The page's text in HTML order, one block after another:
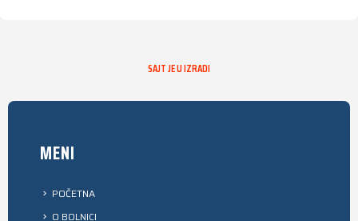
SAJT JE U IZRADI
MENI
POČETNA
O BOLNICI